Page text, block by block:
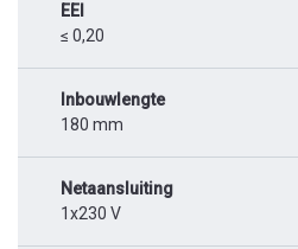
EEI
≤ 0,20
Inbouwlengte
180 mm
Netaansluiting
1x230 V